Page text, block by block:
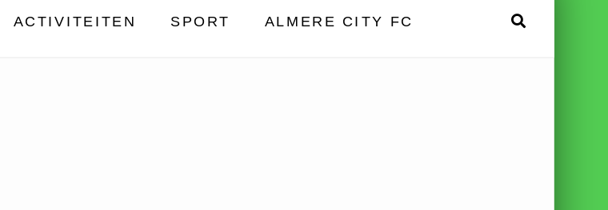
ACTIVITEITEN SPORT ALMERE CITY FC